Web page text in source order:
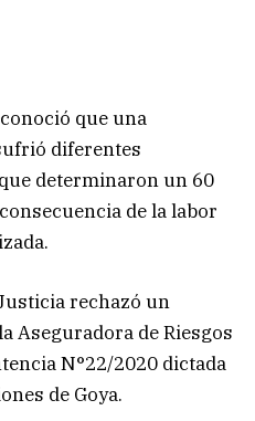
que una
diferentes
determinaron un 60
de la labor
rechazó un
Aseguradora de Riesgos
N°22/2020 dictada
de Goya.